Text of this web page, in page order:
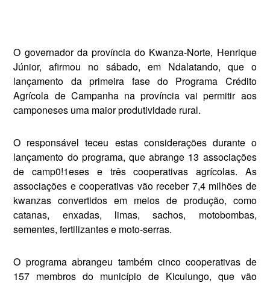
O governador da província do Kwanza-Norte, Henrique
Júnior, afirmou no sábado, em Ndalatan­do, que o
lançamento da primeira fase do Programa Crédito
Agrícola de Campanha na província vai per­mitir aos
camponeses uma maior produtividade rural.
O responsável teceu estas consi­derações durante o
lançamento do programa, que abrange 13 asso­ciações
de camp0!1eses e três cooperativas agrícolas. As
associa­ções e cooperativas vão receber 7,4 milhões de
kwanzas converti­dos em meios de produção, como
catanas, enxadas, limas, sachos, motobombas,
sementes, fertili­zantes e moto-serras.
O programa abrangeu também cinco cooperativas de
157 mem­bros do município de Kiculungo, que vão